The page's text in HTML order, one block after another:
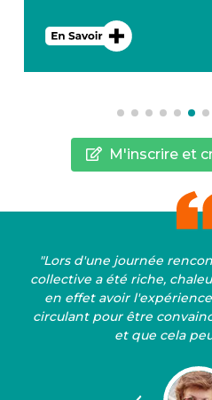
M'inscrire et
"Lors d'une journée
collective a été riche,
en effet avoir
circulant pour être
et que cela